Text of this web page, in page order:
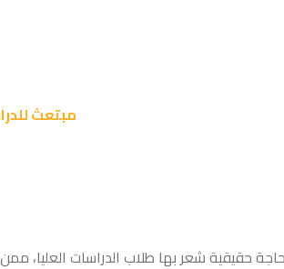
مبتعث
حقيقية شعر بها طلاب الدراسات